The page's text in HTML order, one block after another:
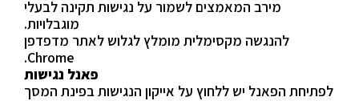
מירב המאמצים לשמור על נגישות תקינה לבעלי
מוגבלויות.
להנגשה מקסימלית מומלץ לגלוש לאתר מדפדפן
Chrome.
פאנל נגישות
לפתיחת הפאנל יש ללחוץ על אייקון הנגישות בפינת המסך